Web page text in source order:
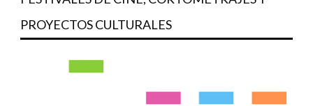
PROYECTOS CULTURALES